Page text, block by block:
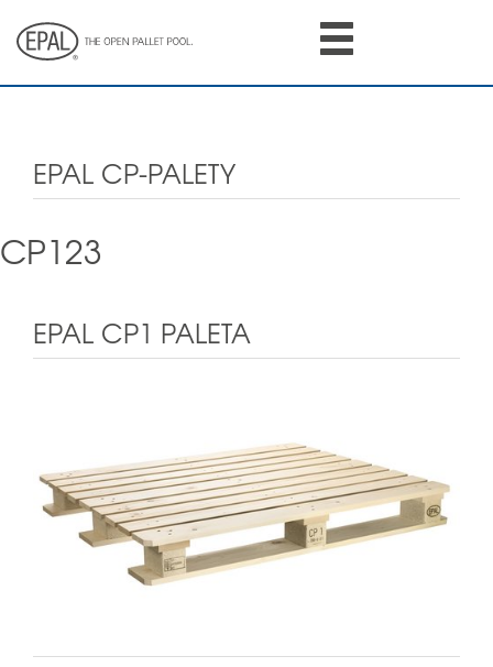
main
EPAL CP-PALETY
CP123
EPAL CP1 PALETA